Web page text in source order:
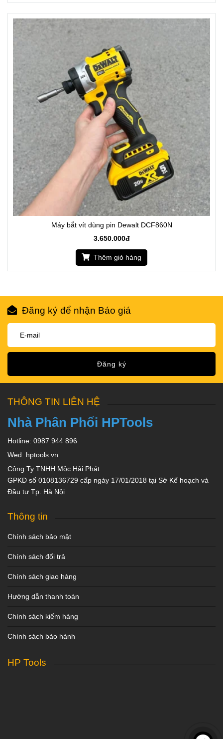
Máy bắt vít dùng pin Dewalt DCF860N
3.650.000đ
Thêm giỏ hàng
Đăng ký để nhận Báo giá
Đăng ký
THÔNG TIN LIÊN HỆ
Nhà Phân Phối HPTools
Hotline: 0987 944 896
Wed: hptools.vn
Công Ty TNHH Mộc Hải Phát
GPKD số 0108136729 cấp ngày 17/01/2018 tại Sở Kế hoạch và
Đầu tư Tp. Hà Nội
Thông tin
Chính sách bảo mật
Chính sách đổi trả
Chính sách giao hàng
Hướng dẫn thanh toán
Chính sách kiểm hàng
Chính sách bảo hành
HP Tools